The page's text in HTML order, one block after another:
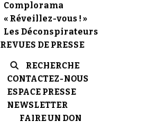
Complorama
« Réveillez-vous ! »
Les Déconspirateurs
REVUES DE PRESSE
RECHERCHE
CONTACTEZ-NOUS
ESPACE PRESSE
NEWSLETTER
FAIRE UN DON